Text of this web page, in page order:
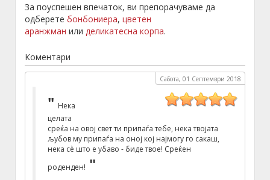
За поуспешен впечаток, ви препорачуваме да
одберете бонбониера, цветен
аранжман или деликатесна корпа.
Коментари
Сабота, 01 Септември 2018
Нека
целата
среќа на овој свет ти припаѓа тебе, нека твојата
љубов му припаѓа на оној кој најмогу го сакаш,
нека сè што е убаво - биде твое! Среќен
роденден!